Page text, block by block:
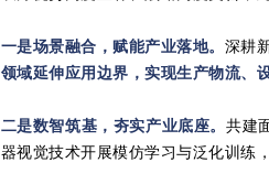
一是场景融合，赋能产业落地。 深耕
领域延伸应用边界 ，实现生产物流、
二是数智筑基，夯实产业底座。共建
器视觉技术开展模仿学习与泛化训练